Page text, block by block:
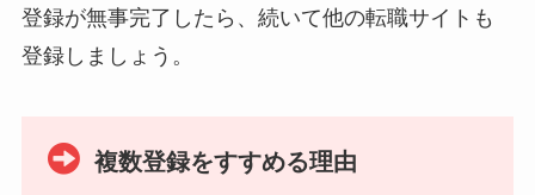
登録が無事完了したら、続いて他の転職サイトも
登録しましょう。
複数登録をすすめる理由